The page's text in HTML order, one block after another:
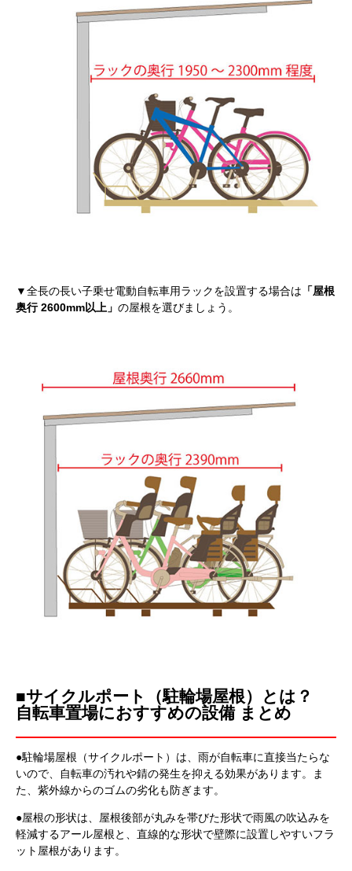
▼全長の長い子乗せ電動自転車用ラックを設置する場合は 「屋根
奥行 2600mm以上」 の屋根を選びましょう。
■サイクルポート（駐輪場屋根）とは？
自転車置場におすすめの設備 まとめ
●駐輪場屋根（サイクルポート）は、雨が自転車に直接当たらな
いので、自転車の汚れや錆の発生を抑える効果があります。ま
た、紫外線からのゴムの劣化も防ぎます。
●屋根の形状は、屋根後部が丸みを帯びた形状で雨風の吹込みを
軽減するアール屋根と、直線的な形状で壁際に設置しやすいフラ
ット屋根があります。